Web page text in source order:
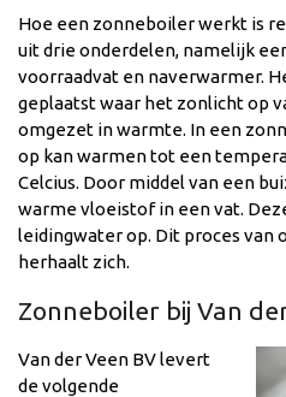
Hoe een zonneboiler werkt is
uit drie onderdelen, namelijk
voorraadvat en naverwarmer.
geplaatst waar het zonlicht op
omgezet in warmte. In een
op kan warmen tot een
Celcius. Door middel van een
warme vloeistof in een vat.
leidingwater op. Dit proces van
herhaalt zich.
Zonneboiler bij Van
Van der Veen BV levert
de volgende